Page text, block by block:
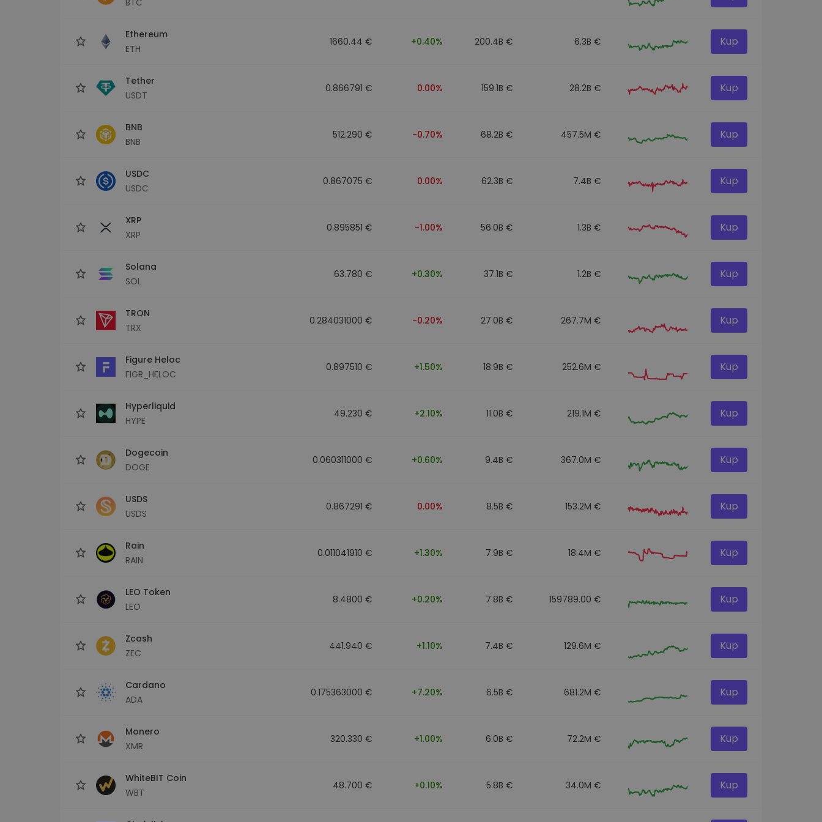
Ethereum
ETH
1660.44 € +0.40% 200.4B € 6.3B € Kup
Tether
USDT
0.866791 € 0.00% 159.1B € 28.2B € Kup
BNB
BNB
512.290 € -0.70% 68.2B € 457.5M € Kup
USDC
USDC
0.867075 € 0.00% 62.3B € 7.4B € Kup
XRP
XRP
0.895851 € -1.00% 56.0B € 1.3B € Kup
Solana
SOL
63.780 € +0.30% 37.1B € 1.2B € Kup
TRON
TRX
0.284031000 € -0.20% 27.0B € 267.7M € Kup
Figure Heloc
FIGR_HELOC
0.897510 € +1.50% 18.9B € 252.6M € Kup
Hyperliquid
HYPE
49.230 € +2.10% 11.0B € 219.1M € Kup
Dogecoin
DOGE
0.060311000 € +0.60% 9.4B € 367.0M € Kup
USDS
USDS
0.867291 € 0.00% 8.5B € 153.2M € Kup
Rain
RAIN
0.011041910 € +1.30% 7.9B € 18.4M € Kup
LEO Token
LEO
8.4800 € +0.20% 7.8B € 159789.00 € Kup
Zcash
ZEC
441.940 € +1.10% 7.4B € 129.6M € Kup
Cardano
ADA
0.175363000 € +7.20% 6.5B € 681.2M € Kup
Monero
XMR
320.330 € +1.00% 6.0B € 72.2M € Kup
WhiteBIT Coin
WBT
48.700 € +0.10% 5.8B € 34.0M € Kup